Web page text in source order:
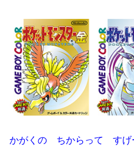
かがくの ちからって すげ